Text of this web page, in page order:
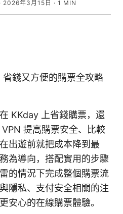
· 2026年3月15日 · 1 MIN
錢又方便的購票全攻略
KKday 上省錢購票，還
提高購票安全、比較
出遊前就把成本降到最
為導向，搭配實用的步驟
的情況下完成整個購票流
隱私、支付安全相關的注
安心的在線購票體驗。